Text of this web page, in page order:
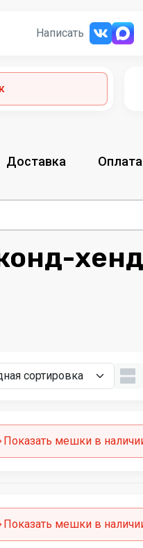
Написать
Доставка Оплата
Показать мешки в
Показать мешки в